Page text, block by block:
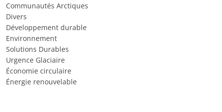
Communautés Arctiques
Divers
Développement durable
Environnement
Solutions Durables
Urgence Glaciaire
Économie circulaire
Énergie renouvelable